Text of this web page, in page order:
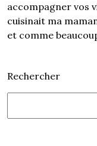
accompagner vos
cuisinait ma
et comme
Rechercher